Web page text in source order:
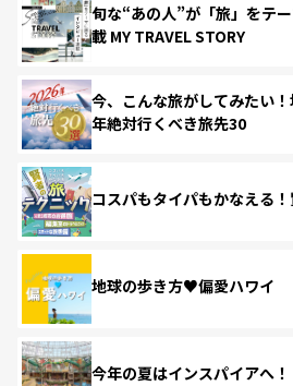
旬な“あの人”が「旅」をテ
載 MY TRAVEL STORY
今、こんな旅がしてみたい
年絶対行くべき旅先30
コスパもタイパもかなえる
地球の歩き方♥偏愛ハワイ
今年の夏はインスパイアへ！